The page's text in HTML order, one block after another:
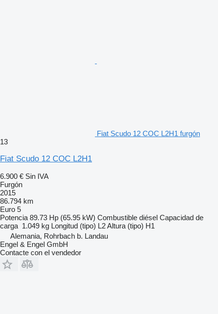
Fiat Scudo 12 COC L2H1 furgón
13
Fiat Scudo 12 COC L2H1
6.900 € Sin IVA
Furgón
2015
86.794 km
Euro 5
Potencia 89.73 Hp (65.95 kW) Combustible diésel Capacidad de
carga 1.049 kg Longitud (tipo) L2Altura (tipo) H1
Alemania, Rohrbach b. Landau
Engel & Engel GmbH
Contacte con el vendedor